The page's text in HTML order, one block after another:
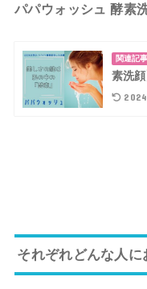
パパウォッシュ 酵素
関連記事
素洗
それぞれどんな人に